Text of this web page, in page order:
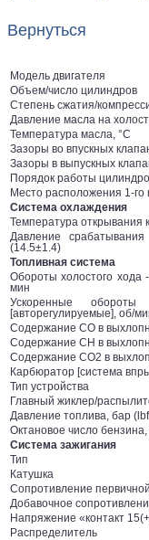
Вернуться
Модель двигателя
Объем/число цилиндров
Степень сжатия/
Давление масла на
Температура масла, °C
Зазоры во впускных
Зазоры в выпускных
Порядок работы
Место расположения 1-го
Система охлаждения
Температура открывания
Давление
(14.5±1.4)
Топливная система
Обороты холостого хода
мин
Ускоренные обороты
[авторегулируемые], об/
Содержание СО в
Содержание СН в
Содержание СО2 в
Карбюратор [система
Тип устройства
Главный жиклер/
Давление топлива, бар
Октановое число бензина,
Система зажигания
Тип
Катушка
Сопротивление
Добавочное
Напряжение «контакт
Распределитель